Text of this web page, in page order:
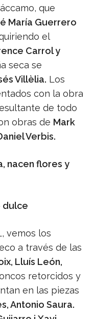
que
María Guerrero
el
Carrol y
seca se
Villèlia. Los
con la obra
de todo
obras de Mark
Verbis.
nacen flores y
dulce
vemos los
a través de las
Lluís León,
retorcidos y
en las piezas
Antonio Saura.